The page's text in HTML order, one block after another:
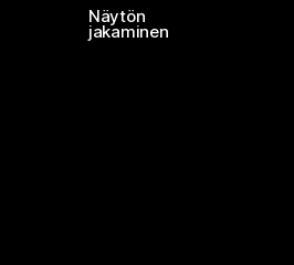
Näytön
jakaminen